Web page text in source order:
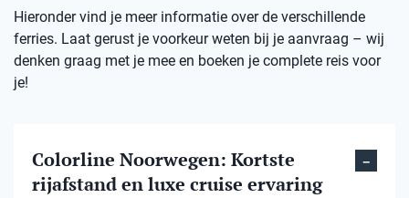
Hieronder vind je meer informatie over de verschillende
ferries. Laat gerust je voorkeur weten bij je aanvraag – wij
denken graag met je mee en boeken je complete reis voor
je!
Colorline Noorwegen: Kortste
rijafstand en luxe cruise ervaring